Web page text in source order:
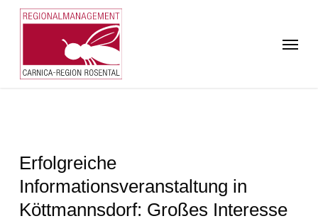
Skip
content
Menu
Erfolgreiche
Informationsveranstaltung in
Köttmannsdorf: Großes Interesse